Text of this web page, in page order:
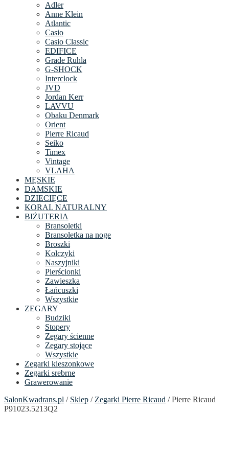
Adler
Anne Klein
Atlantic
Casio
Casio Classic
EDIFICE
Grade Ruhla
G-SHOCK
Interclock
JVD
Jordan Kerr
LAVVU
Obaku Denmark
Orient
Pierre Ricaud
Seiko
Timex
Vintage
VLAHA
MĘSKIE
DAMSKIE
DZIECIĘCE
KORAL NATURALNY
BIŻUTERIA
Bransoletki
Bransoletka na noge
Broszki
Kolczyki
Naszyjniki
Pierścionki
Zawieszka
Łańcuszki
Wszystkie
ZEGARY
Budziki
Stopery
Zegary ścienne
Zegary stojące
Wszystkie
Zegarki kieszonkowe
Zegarki srebrne
Grawerowanie
SalonKwadrans.pl / Sklep / Zegarki Pierre Ricaud / Pierre Ricaud
P91023.5213Q2